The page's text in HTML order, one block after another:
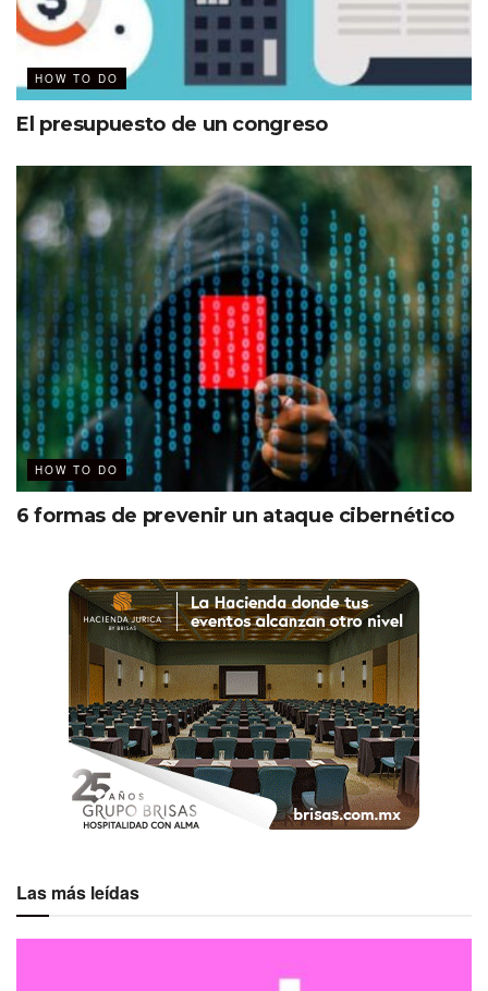
reinventar-la-gestion-de-te
HOW TO DO
El presupuesto de un congreso
HOW TO DO
6 formas de prevenir un ataque cibernético
Las más leídas